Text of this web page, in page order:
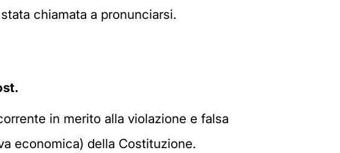
chiamata a pronunciarsi.
in merito alla violazione e falsa
economica) della Costituzione.